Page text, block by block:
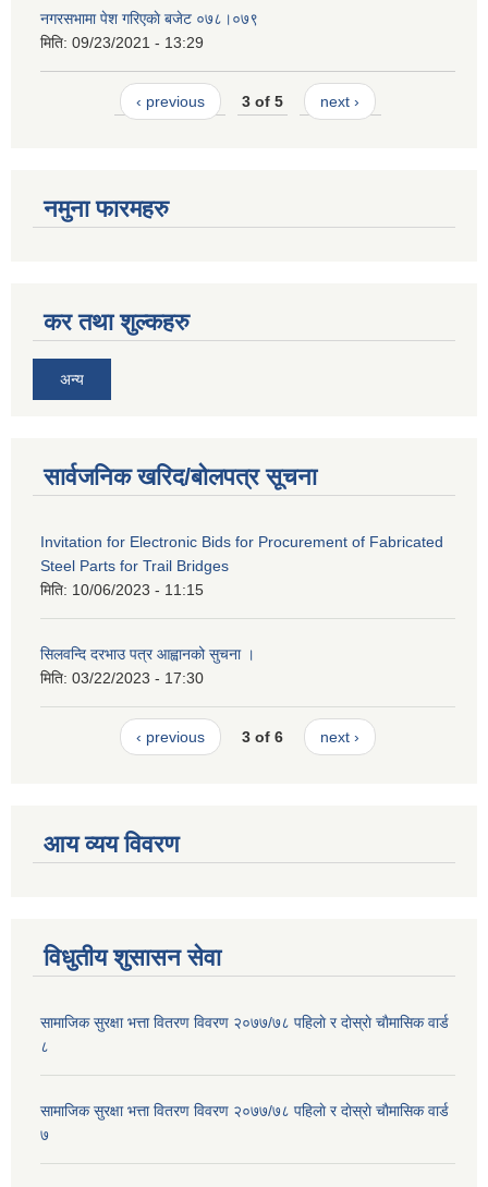
नगरसभामा पेश गरिएकाे बजेट ०७८।०७९
मिति: 09/23/2021 - 13:29
‹ previous 3 of 5 next ›
नमुना फारमहरु
कर तथा शुल्कहरु
अन्य
सार्वजनिक खरिद/बोलपत्र सूचना
Invitation for Electronic Bids for Procurement of Fabricated
Steel Parts for Trail Bridges
मिति: 10/06/2023 - 11:15
सिलवन्दि दरभाउ पत्र आह्वानको सुचना ।
मिति: 03/22/2023 - 17:30
‹ previous 3 of 6 next ›
आय व्यय विवरण
विधुतीय शुसासन सेवा
सामाजिक सुरक्षा भत्ता वितरण विवरण २०७७/७८ पहिलाे र दाेस्राे चाैमासिक वार्ड
८
सामाजिक सुरक्षा भत्ता वितरण विवरण २०७७/७८ पहिलाे र दाेस्राे चाैमासिक वार्ड
७